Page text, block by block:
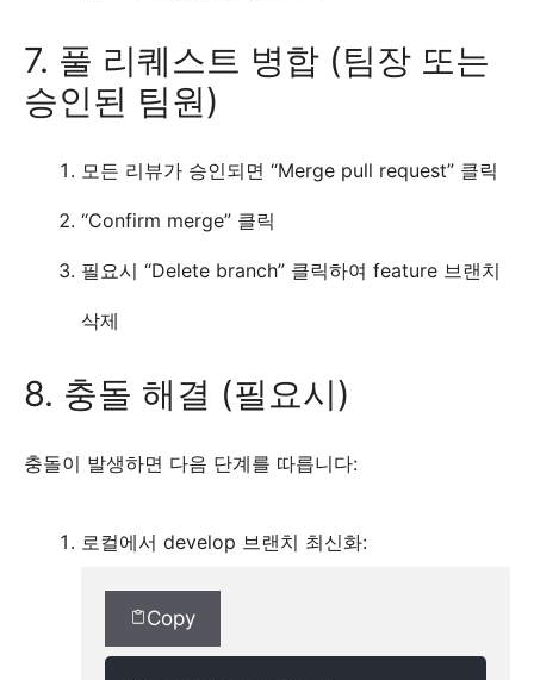
7. 풀 리퀘스트 병합 (팀장 또는
승인된 팀원)
모든 리뷰가 승인되면 “Merge pull request” 클릭
“Confirm merge” 클릭
필요시 “Delete branch” 클릭하여 feature 브랜치
삭제
8. 충돌 해결 (필요시)
충돌이 발생하면 다음 단계를 따릅니다:
로컬에서 develop 브랜치 최신화:
Copy